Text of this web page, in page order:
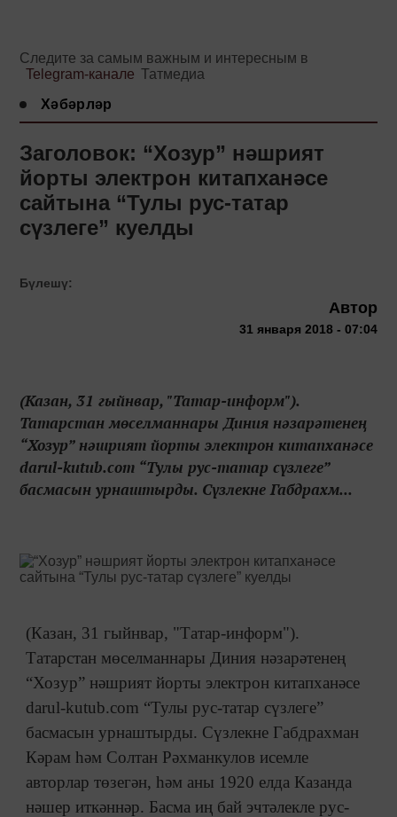
Следите за самым важным и интересным в
Telegram-канале Татмедиа
Хәбәрләр
Заголовок: “Хозур” нәшрият
йорты электрон китапханәсе
сайтына “Тулы рус-татар
сүзлеге” куелды
Бүлешү:
Автор
31 января 2018 - 07:04
(Казан, 31 гыйнвар, "Татар-информ").
Татарстан мөселманнары Диния нәзарәтенең
“Хозур” нәшрият йорты электрон китапханәсе
darul-kutub.com “Тулы рус-татар сүзлеге”
басмасын урнаштырды. Сүзлекне Габдрахм...
(Казан, 31 гыйнвар, "Татар-информ").
Татарстан мөселманнары Диния нәзарәтенең
“Хозур” нәшрият йорты электрон китапханәсе
darul-kutub.com “Тулы рус-татар сүзлеге”
басмасын урнаштырды. Сүзлекне Габдрахман
Кәрам һәм Солтан Рәхманкулов исемле
авторлар төзегән, һәм аны 1920 елда Казанда
нәшер иткәннәр. Басма иң бай эчтәлекле рус-